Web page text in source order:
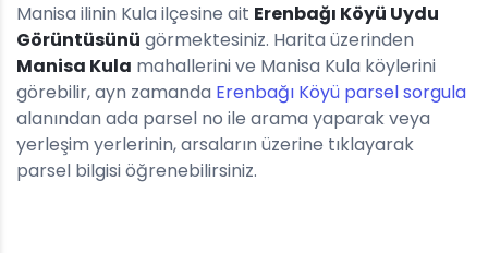
Manisa ilinin Kula ilçesine ait Erenbağı Köyü Uydu
Görüntüsünü görmektesiniz. Harita üzerinden
Manisa Kula mahallerini ve Manisa Kula köylerini
görebilir, ayn zamanda Erenbağı Köyü parsel sorgula
alanından ada parsel no ile arama yaparak veya
yerleşim yerlerinin, arsaların üzerine tıklayarak
parsel bilgisi öğrenebilirsiniz.